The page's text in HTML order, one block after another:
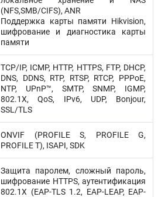
(NFS,SMB/CIFS), ANR
Поддержка карты памяти Hikvision,
шифрование и диагностика карты
памяти
TCP/IP, ICMP, HTTP, HTTPS, FTP, DHCP,
DNS, DDNS, RTP, RTSP, RTCP, PPPoE,
NTP, UPnP™, SMTP, SNMP, IGMP,
802.1X, QoS, IPv6, UDP, Bonjour,
SSL/TLS
ONVIF (PROFILE S, PROFILE G,
PROFILE T), ISAPI, SDK
Защита паролем, сложный пароль,
шифрование HTTPS, аутентификация
802.1X (EAP-TLS 1.2, EAP-LEAP, EAP-